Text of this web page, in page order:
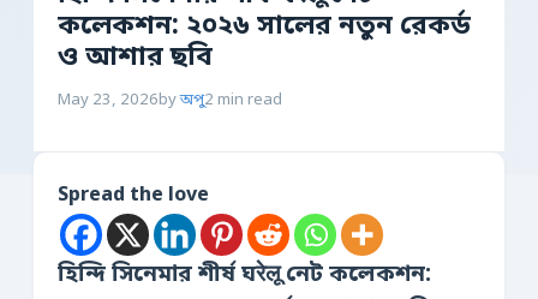
কলেকশন: ২০২৬ সালের নতুন রেকর্ড
ও আশার ছবি
May 23, 2026byঅপু2 min read
Spread the love
হিন্দি সিনেমার শীর্ষ ঘरेलू নেট কলেকশন: